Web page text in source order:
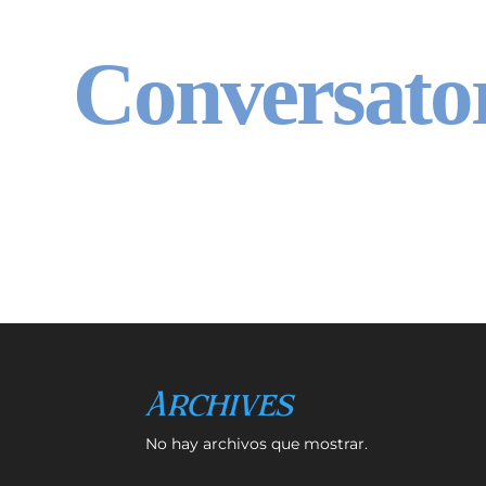
Archives
No hay archivos que mostrar.